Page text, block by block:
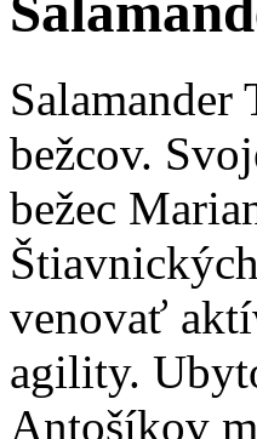
bežcov.
bežec
venovať
agility.
Antošíkov